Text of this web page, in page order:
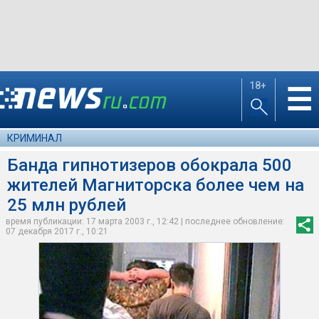
18+ ☰
КРИМИНАЛ
Банда гипнотизеров обокрала 500
жителей Магниторска более чем на
25 млн рублей
время публикации: 17 марта 2003 г., 12:42 | последнее обновление:
07 декабря 2017 г., 10:21